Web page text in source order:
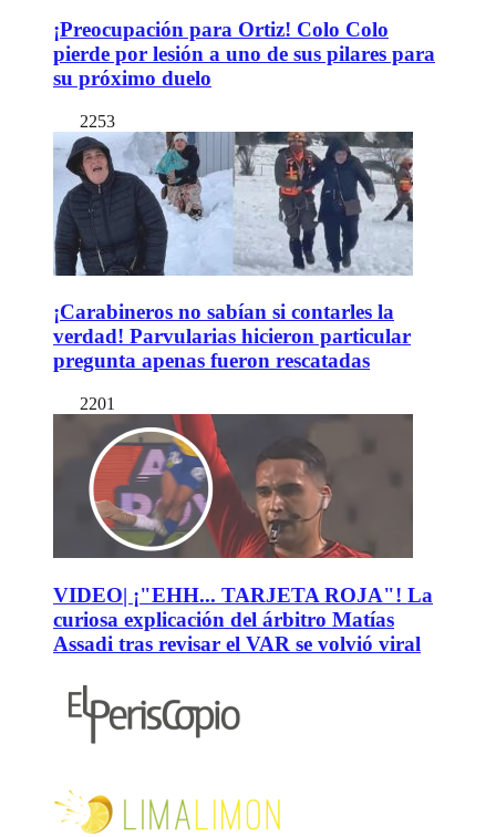
¡Preocupación para Ortiz! Colo Colo
pierde por lesión a uno de sus pilares para
su próximo duelo
2253
¡Carabineros no sabían si contarles la
verdad! Parvularias hicieron particular
pregunta apenas fueron rescatadas
2201
VIDEO| ¡"EHH... TARJETA ROJA"! La
curiosa explicación del árbitro Matías
Assadi tras revisar el VAR se volvió viral